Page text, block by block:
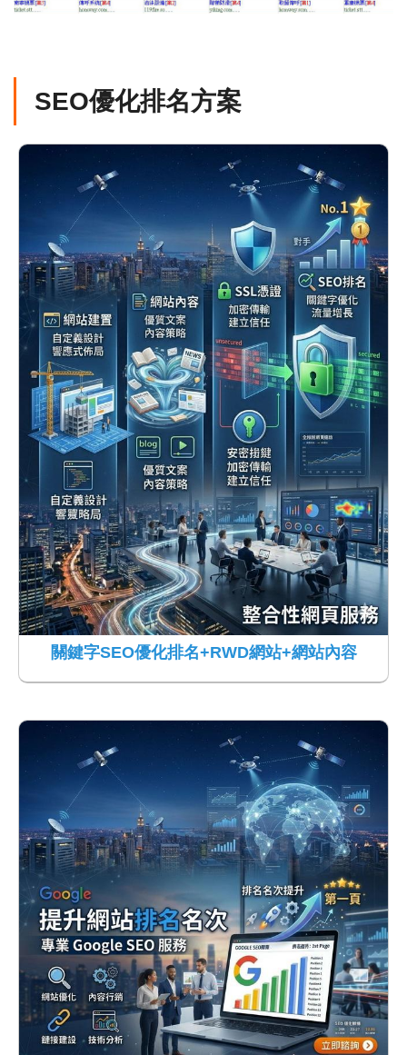
SEO優化排名方案
關鍵字SEO優化排名+RWD網站+網站內容